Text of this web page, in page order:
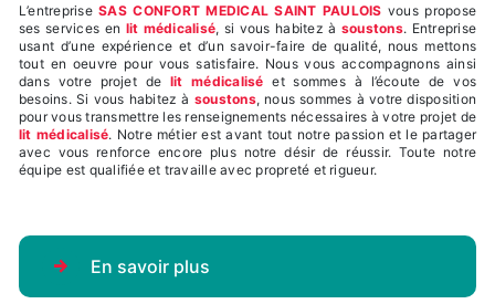
L’entrepriseSAS CONFORT MEDICAL SAINT PAULOIS vous propose
ses services en lit médicalisé, si vous habitez à soustons. Entreprise
usant d’une expérience et d’un savoir-faire de qualité, nous mettons
tout en oeuvre pour vous satisfaire. Nous vous accompagnons ainsi
dans votre projet de lit médicalisé et sommes à l’écoute de vos
besoins. Si vous habitez à soustons, nous sommes à votre disposition
pour vous transmettre les renseignements nécessaires à votre projet de
lit médicalisé. Notre métier est avant tout notre passion et le partager
avec vous renforce encore plus notre désir de réussir. Toute notre
équipe est qualifiée et travaille avec propreté et rigueur.
En savoir plus